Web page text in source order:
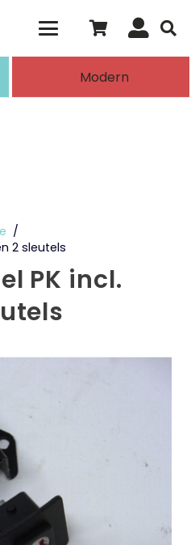
automatisch
Modern
/
2 sleutels
PK incl.